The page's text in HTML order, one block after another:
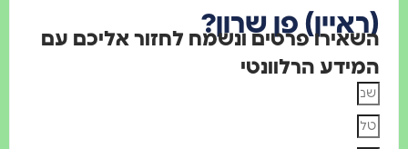
פן שרון?
פרטים ונשמח לחזור אליכם עם
הרלוונטי